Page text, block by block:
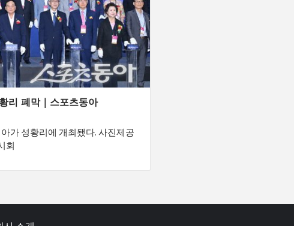
리 폐막｜스포츠동아
가 성황리에 개최됐다. 사진제공
회